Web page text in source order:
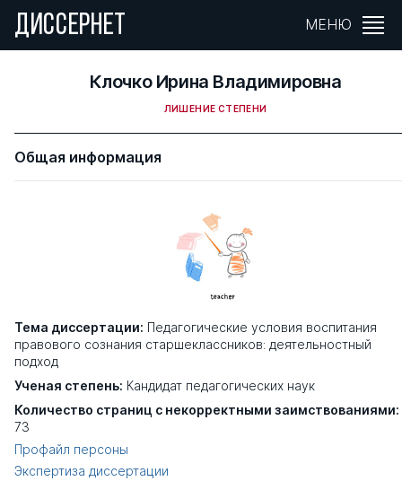
ДИССЕРНЕТ МЕНЮ
Клочко Ирина Владимировна
ЛИШЕНИЕ СТЕПЕНИ
Общая информация
Тема диссертации: Педагогические условия воспитания
правового сознания старшеклассников: деятельностный
подход
Ученая степень: Кандидат педагогических наук
Количество страниц с некорректными заимствованиями:
73
Профайл персоны
Экспертиза диссертации